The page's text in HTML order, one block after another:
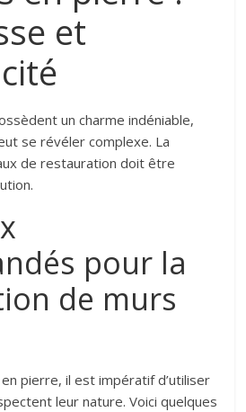
et
un charme indéniable,
se révéler complexe. La
de restauration doit être
pour la
de murs
pierre, il est impératif d’utiliser
leur nature. Voici quelques